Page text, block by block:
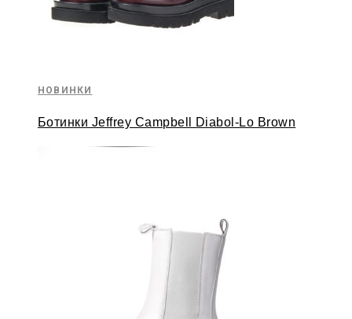
НОВИНКИ
Ботинки Jeffrey Campbell Diabol-Lo Brown